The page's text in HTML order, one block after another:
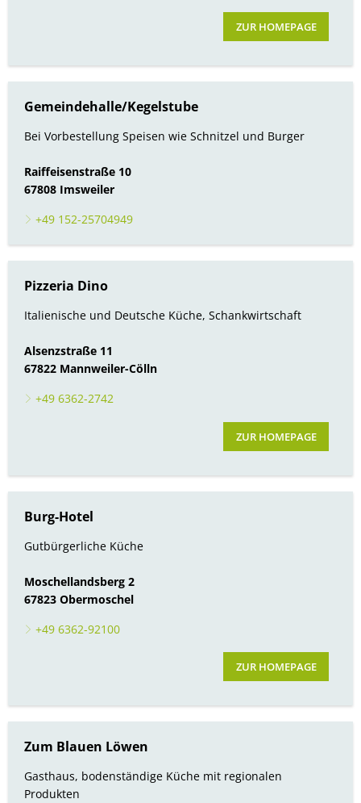
ZUR HOMEPAGE
Gemeindehalle/Kegelstube
Bei Vorbestellung Speisen wie Schnitzel und Burger
Raiffeisenstraße 10
67808 Imsweiler
+49 152-25704949
Pizzeria Dino
Italienische und Deutsche Küche, Schankwirtschaft
Alsenzstraße 11
67822 Mannweiler-Cölln
+49 6362-2742
ZUR HOMEPAGE
Burg-Hotel
Gutbürgerliche Küche
Moschellandsberg 2
67823 Obermoschel
+49 6362-92100
ZUR HOMEPAGE
Zum Blauen Löwen
Gasthaus, bodenständige Küche mit regionalen
Produkten